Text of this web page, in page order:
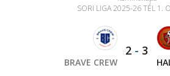
SORI LIGA 2025-26 TÉL 1.
BRAVE CREW
2 - 3